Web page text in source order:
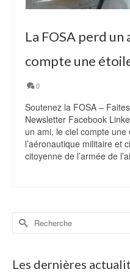
La FOSA perd un
compte une
0
Soutenez la FOSA –
Newsletter Facebook
un ami, le ciel compte
l’aéronautique militaire et
citoyenne de l’armée de
Rechercher :
Les dernières